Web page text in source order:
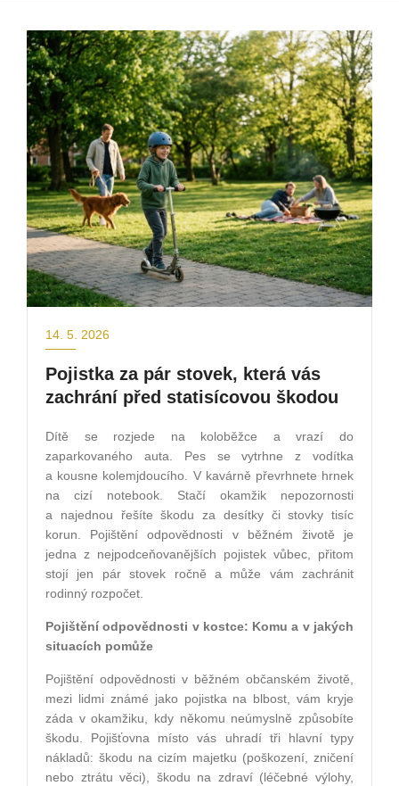
14. 5. 2026
Pojistka za pár stovek, která vás
zachrání před statisícovou škodou
Dítě se rozjede na koloběžce a vrazí do
zaparkovaného auta. Pes se vytrhne z vodítka
a kousne kolemjdoucího. V kavárně převrhnete hrnek
na cizí notebook. Stačí okamžik nepozornosti
a najednou řešíte škodu za desítky či stovky tisíc
korun. Pojištění odpovědnosti v běžném životě je
jedna z nejpodceňovanějších pojistek vůbec, přitom
stojí jen pár stovek ročně a může vám zachránit
rodinný rozpočet.
Pojištění odpovědnosti v kostce: Komu a v jakých
situacích pomůže
Pojištění odpovědnosti v běžném občanském životě,
mezi lidmi známé jako pojistka na blbost, vám kryje
záda v okamžiku, kdy někomu neúmyslně způsobíte
škodu. Pojišťovna místo vás uhradí tři hlavní typy
nákladů: škodu na cizím majetku (poškození, zničení
nebo ztrátu věci), škodu na zdraví (léčebné výlohy,